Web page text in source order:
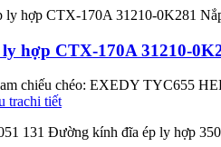
hợp CTX-170A 31210-
chiếu chéo: EXEDY TYC655
trachi tiết